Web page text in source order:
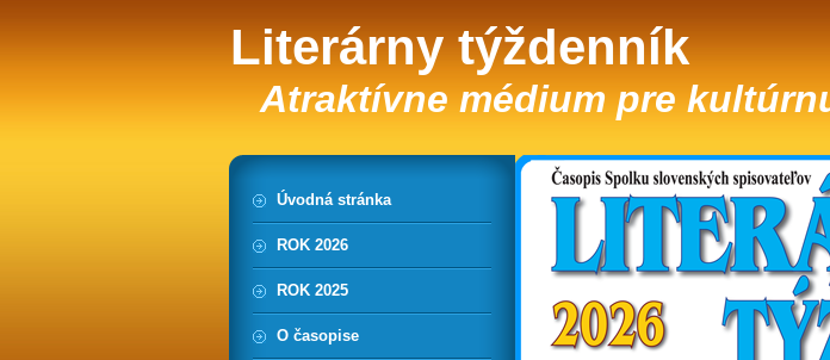
Literárny týždenník
Atraktívne médium pre
Úvodná stránka
ROK 2026
ROK 2025
O časopise